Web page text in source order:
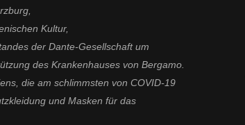
Kultur,
der Dante-Gesellschaft um
des Krankenhauses von Bergamo.
die am schlimmsten von COVID-19
und Masken für das